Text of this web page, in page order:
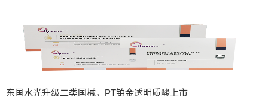
东国水光升级二类国械，PT铂金透明质酸上市